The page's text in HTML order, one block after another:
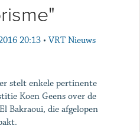
20:13 • VRT Nieuws
stelt enkele pertinente
Koen Geens over de
Bakraoui, die afgelopen